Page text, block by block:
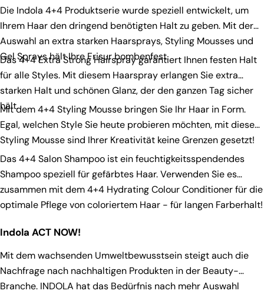
Die Indola 4+4 Produktserie wurde speziell entwickelt, um
Ihrem Haar den dringend benötigten Halt zu geben. Mit der
Auswahl an extra starken Haarsprays, Styling Mousses und
Gel Sprays hält Ihre Frisur bombenfest.
Das4+4 Extra Strong Hairspraygarantiert Ihnen festen Halt
für alle Styles. Mit diesem Haarspray erlangen Sie extra
starken Halt und schönen Glanz, der den ganzen Tag sicher
hält.
Mit dem4+4 Styling Mousse bringen Sie Ihr Haar in Form.
Egal, welchen Style Sie heute probieren möchten, mit diesem
Styling Mousse sind Ihrer Kreativität keine Grenzen gesetzt!
Das4+4 Salon Shampoo ist ein feuchtigkeitsspendendes
Shampoo speziell für gefärbtes Haar. Verwenden Sie es
zusammen mit dem4+4 Hydrating Colour Conditionerfür die
optimale Pflege von coloriertem Haar - für langen Farberhalt!
Indola ACT NOW!
Mit dem wachsenden Umweltbewusstsein steigt auch die
Nachfrage nach nachhaltigen Produkten in der Beauty-
Branche. INDOLA hat das Bedürfnis nach mehr Auswahl